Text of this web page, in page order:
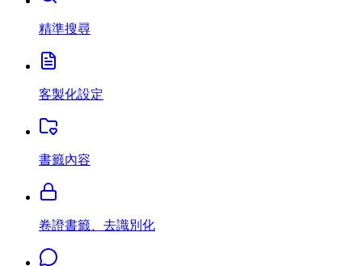
精準搜尋
客製化設定
書籤內容
卷證書籤、去識別化